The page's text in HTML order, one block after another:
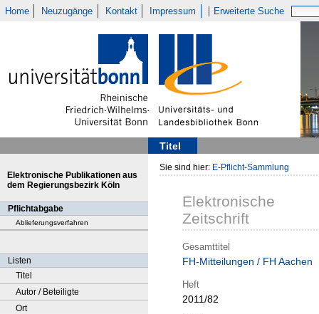
Home Neuzugänge Kontakt Impressum Erweiterte Suche
Titel
Elektronische Publikationen aus
dem Regierungsbezirk Köln
Pflichtabgabe
Ablieferungsverfahren
Listen
Titel
Autor / Beteiligte
Ort
Sie sind hier: E-Pflicht-Sammlung
Elektronische
Zeitschrift
Gesamttitel
FH-Mitteilungen / FH Aachen
Heft
2011/82